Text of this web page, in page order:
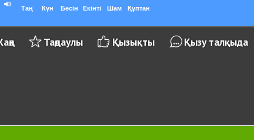
Таң Күн Бесін Екінті Шам Құптан
Таңдаулы Қызықты Қызу талқыда